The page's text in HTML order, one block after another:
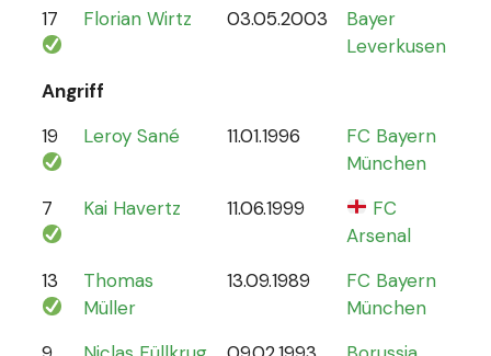
17 Florian Wirtz 03.05.2003
Bayer
Leverkusen
Angriff
19
Leroy Sané 11.01.1996
FC Bayern
München
7 Kai Havertz 11.06.1999
FC
Arsenal
13
Thomas
Müller
13.09.1989
FC Bayern
München